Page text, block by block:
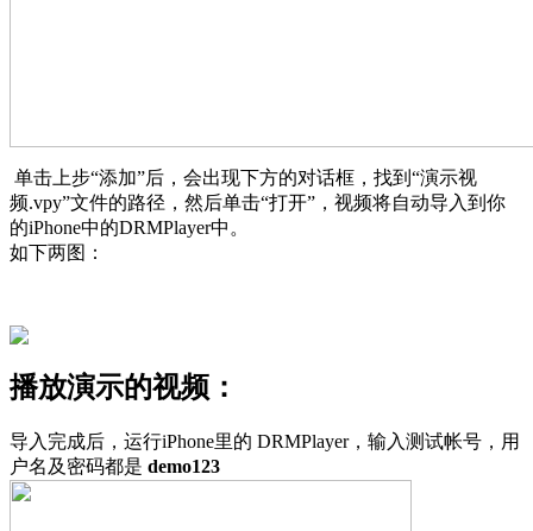
单击上步“添加”后，会出现下方的对话框，找到“演示视
频.vpy”文件的路径，然后单击“打开”，视频将自动导入到你
的iPhone中的DRMPlayer中。
如下两图：
播放演示的视频：
导入完成后，运行iPhone里的 DRMPlayer，输入测试帐号，用
户名及密码都是 demo123